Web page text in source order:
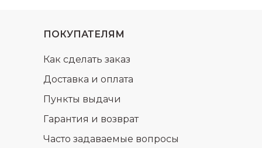
ПОКУПАТЕЛЯМ
Доставка и оплата
Часто задаваемые вопросы
Гарантия и возврат
Пункты выдачи
Как сделать заказ